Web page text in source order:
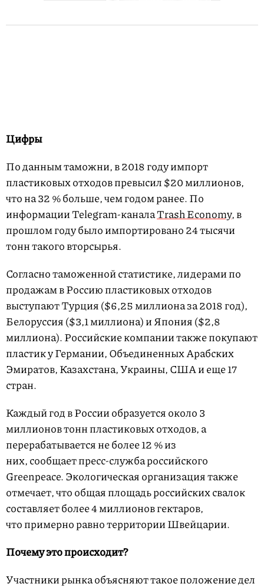
Цифры
По данным таможни, в 2018 году импорт
пластиковых отходов превысил $20 миллионов,
что на 32 % больше, чем годом ранее. По
информации Telegram-каналаTrash Economy, в
прошлом году было импортировано 24 тысячи
тонн такого вторсырья.
Согласно таможенной статистике, лидерами по
продажам в Россию пластиковых отходов
выступают Турция ($6,25 миллиона за 2018 год),
Белоруссия ($3,1 миллиона) и Япония ($2,8
миллиона). Российские компании также покупают
пластик у Германии, Объединенных Арабских
Эмиратов, Казахстана, Украины, США и еще 17
стран.
Каждый год в России образуется около 3
миллионов тонн пластиковых отходов, а
перерабатывается не более 12 % из
них, сообщает пресс-служба российского
Greenpeace. Экологическая организация также
отмечает, что общая площадь российских свалок
составляет более 4 миллионов гектаров,
что примерно равно территории Швейцарии.
Почему это происходит?
Участники рынка объясняют такое положение дел